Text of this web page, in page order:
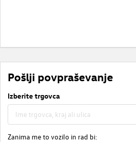
Pošlji povpraševanje
Izberite trgovca
Zanima me to vozilo in rad bi: